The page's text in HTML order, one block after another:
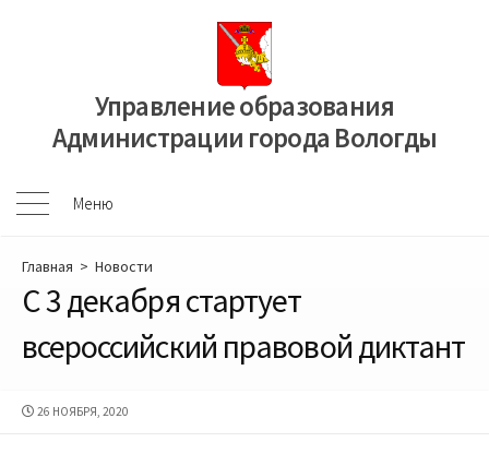
Управление образования
Администрации города Вологды
Меню
Меню
Главная > Новости
C 3 декабря стартует
всероссийский правовой диктант
ДАТА
26 НОЯБРЯ, 2020